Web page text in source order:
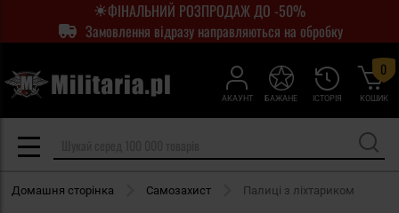
ФІНАЛЬНИЙ РОЗПРОДАЖ ДО -50%
Замовлення відразу направляються на обробку
АКАУНТ ІСТОРІЯ
БАЖАНЕ КОШИК
0
Домашня сторінка Самозахист Палиці з ліхтариком